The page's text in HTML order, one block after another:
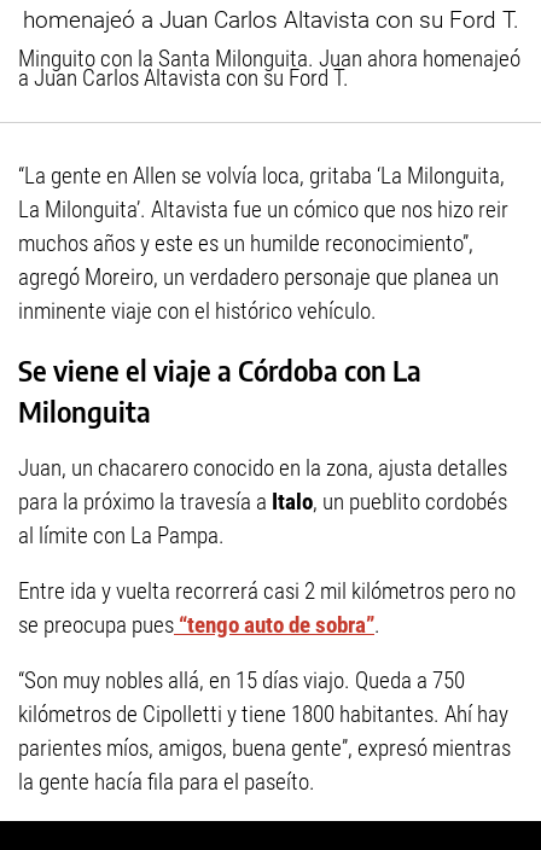
Minguito con la Santa Milonguita. Juan ahora homenajeó
a Juan Carlos Altavista con su Ford T.
“La gente en Allen se volvía loca, gritaba ‘La Milonguita,
La Milonguita’. Altavista fue un cómico que nos hizo reir
muchos años y este es un humilde reconocimiento”,
agregó Moreiro, un verdadero personaje que planea un
inminente viaje con el histórico vehículo.
Se viene el viaje a Córdoba con La
Milonguita
Juan, un chacarero conocido en la zona, ajusta detalles
para la próximo la travesía a Italo, un pueblito cordobés
al límite con La Pampa.
Entre ida y vuelta recorrerá casi 2 mil kilómetros pero no
se preocupa pues “tengo auto de sobra”.
“Son muy nobles allá, en 15 días viajo. Queda a 750
kilómetros de Cipolletti y tiene 1800 habitantes. Ahí hay
parientes míos, amigos, buena gente”, expresó mientras
la gente hacía fila para el paseíto.